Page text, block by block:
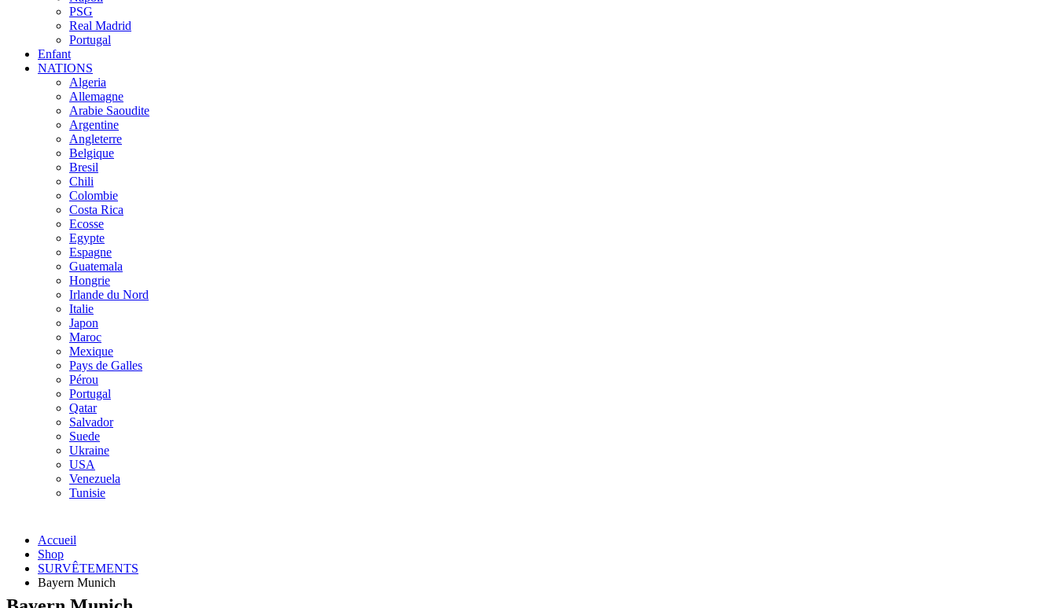
PSG
Real Madrid
Portugal
Enfant
NATIONS
Algeria
Allemagne
Arabie Saoudite
Argentine
Angleterre
Belgique
Bresil
Chili
Colombie
Costa Rica
Ecosse
Egypte
Espagne
Guatemala
Hongrie
Irlande du Nord
Italie
Japon
Maroc
Mexique
Pays de Galles
Pérou
Portugal
Qatar
Salvador
Suede
Ukraine
USA
Venezuela
Tunisie
Accueil
Shop
SURVÊTEMENTS
Bayern Munich